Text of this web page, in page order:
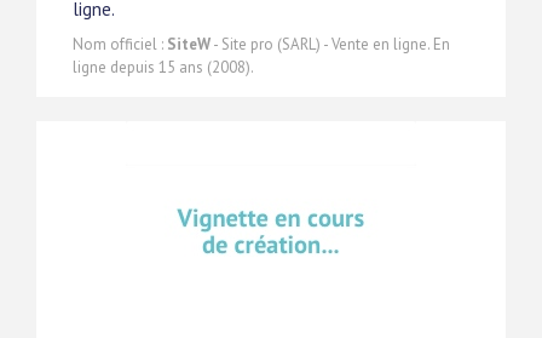
ligne.
Nom officiel : SiteW- Site pro (SARL) - Vente en ligne. En
ligne depuis 15 ans (2008).